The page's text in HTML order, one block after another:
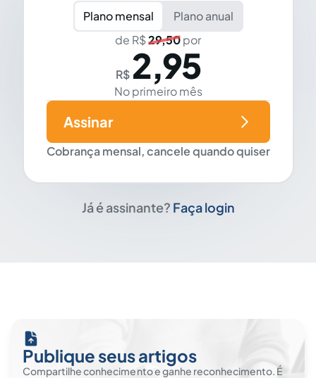
Plano mensal
Plano anual
de R$29,50por
R$ 2,95
No primeiro mês
Cobrança mensal, cancele quando quiser
Assinar
Já é assinante? Faça login
Publique seus artigos
Compartilhe conhecimento e ganhe reconhecimento. É